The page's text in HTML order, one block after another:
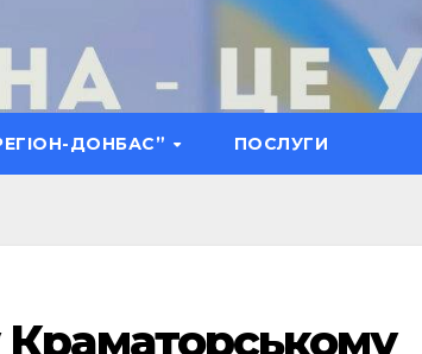
ДОНБАС” ПОСЛУГИ
Краматорському